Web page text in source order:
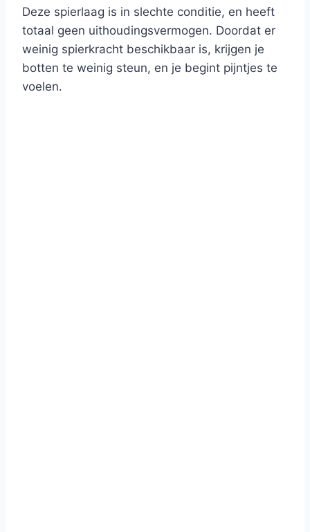
Deze spierlaag is in slechte conditie, en heeft
totaal geen uithoudingsvermogen. Doordat er
weinig spierkracht beschikbaar is, krijgen je
botten te weinig steun, en je begint pijntjes te
voelen.